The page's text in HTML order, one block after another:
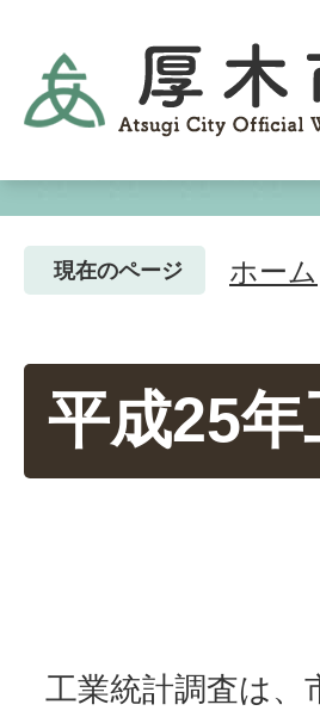
現在のページ ホーム
平成25
工業統計調査は、